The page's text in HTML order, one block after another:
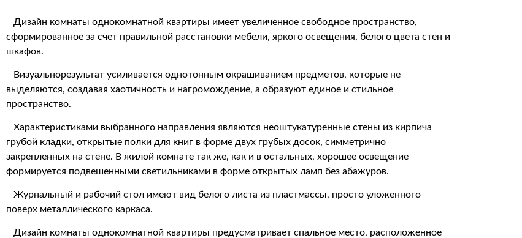
Дизайн комнаты однокомнатной квартиры имеет увеличенное свободное пространство,
сформированное за счет правильной расстановки мебели, яркого освещения, белого цвета стен и
шкафов.
Визуальнорезультат усиливается однотонным окрашиванием предметов, которые не
выделяются, создавая хаотичность и нагромождение, а образуют единое и стильное
пространство.
Характеристиками выбранного направления являются неоштукатуренные стены из кирпича
грубой кладки, открытые полки для книг в форме двух грубых досок, симметрично
закрепленных на стене. В жилой комнате так же, как и в остальных, хорошее освещение
формируется подвешенными светильниками в форме открытых ламп без абажуров.
Журнальный и рабочий стол имеют вид белого листа из пластмассы, просто уложенного
поверх металлического каркаса.
Дизайн комнаты однокомнатной квартиры предусматривает спальное место, расположенное